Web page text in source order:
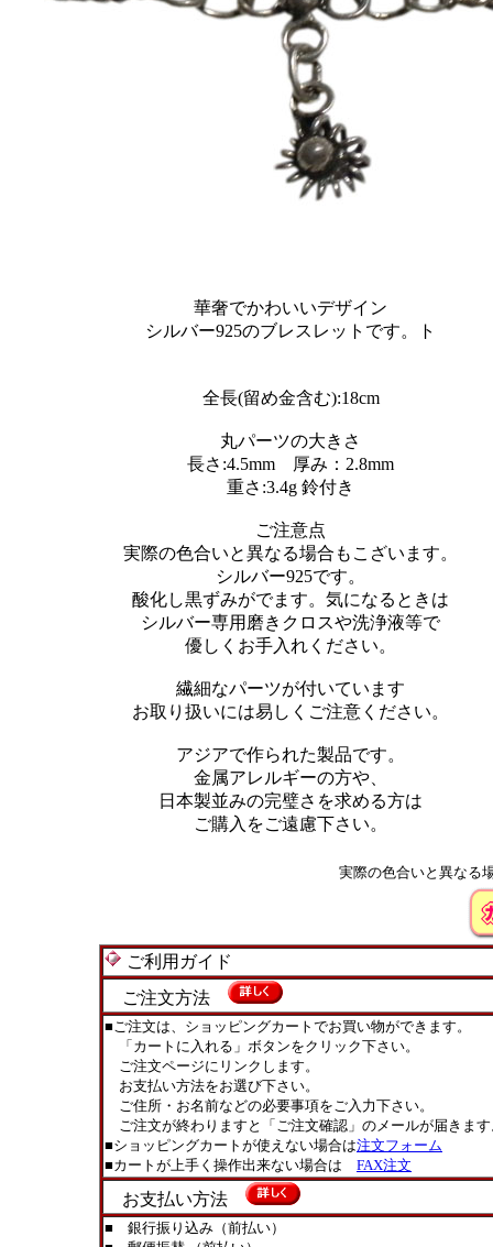
華奢でかわいいデザイン
シルバー925のブレスレットです。ト
全長(留め金含む):18cm
丸パーツの大きさ
長さ:4.5mm 厚み：2.8mm
重さ:3.4g 鈴付き
ご注意点
実際の色合いと異なる場合もこざいます。
シルバー925です。
酸化し黒ずみがでます。気になるときは
シルバー専用磨きクロスや洗浄液等で
優しくお手入れください。
繊細なパーツが付いています
お取り扱いには易しくご注意ください。
アジアで作られた製品です。
金属アレルギーの方や、
日本製並みの完璧さを求める方は
ご購入をご遠慮下さい。
実際の色合いと異なる
ご利用ガイド
ご注文方法
■ご注文は、ショッピングカートでお買い物ができます。
「カートに入れる」ボタンをクリック下さい。
ご注文ページにリンクします。
お支払い方法をお選び下さい。
ご住所・お名前などの必要事項をご入力下さい。
ご注文が終わりますと「ご注文確認」のメールが届きま
■ショッピングカートが使えない場合は注文フォーム
■カートが上手く操作出来ない場合は FAX注文
お支払い方法
■ 銀行振り込み（前払い）